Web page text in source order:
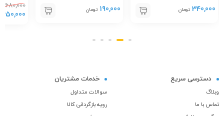
of Thinking Big340,000 تومان 190,000 تومان 680,000
650,000
دسترسی سریع
وبلاگ
تماس با ما
خدمات مشتریان
سوالات متداول
رویه بازگردانی کالا